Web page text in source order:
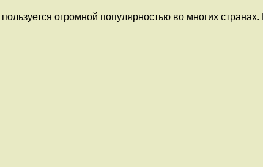
огромной популярностью во многих